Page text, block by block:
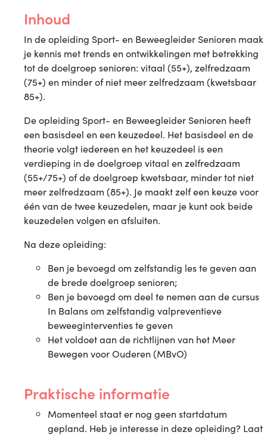
Inhoud
In de opleiding Sport- en Beweegleider Senioren maak
je kennis met trends en ontwikkelingen met betrekking
tot de doelgroep senioren: vitaal (55+), zelfredzaam
(75+) en minder of niet meer zelfredzaam (kwetsbaar
85+).
De opleiding Sport- en Beweegleider Senioren heeft
een basisdeel en een keuzedeel. Het basisdeel en de
theorie volgt iedereen en het keuzedeel is een
verdieping in de doelgroep vitaal en zelfredzaam
(55+/75+) of de doelgroep kwetsbaar, minder tot niet
meer zelfredzaam (85+). Je maakt zelf een keuze voor
één van de twee keuzedelen, maar je kunt ook beide
keuzedelen volgen en afsluiten.
Na deze opleiding:
Ben je bevoegd om zelfstandig les te geven aan
de brede doelgroep senioren;
Ben je bevoegd om deel te nemen aan de cursus
In Balans om zelfstandig valpreventieve
beweeginterventies te geven
Het voldoet aan de richtlijnen van het Meer
Bewegen voor Ouderen (MBvO)
Praktische informatie
Momenteel staat er nog geen startdatum
gepland. Heb je interesse in deze opleiding? Laat